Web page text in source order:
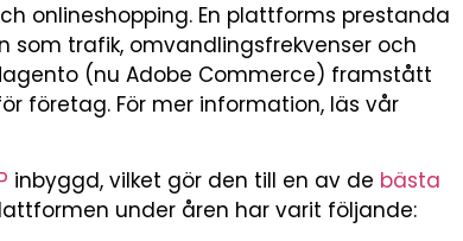
onlineshopping. En plattforms prestanda
trafik, omvandlingsfrekvenser och
(nu Adobe Commerce) framstått
företag. För mer information, läs vår
inbyggd, vilket gör den till en av de bästa
under åren har varit följande: